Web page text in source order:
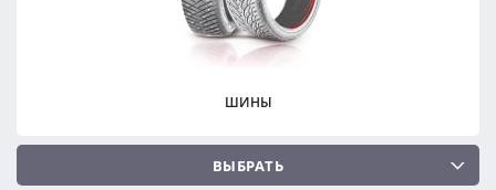
Сбросить
ШИНЫ
ВЫБРАТЬ